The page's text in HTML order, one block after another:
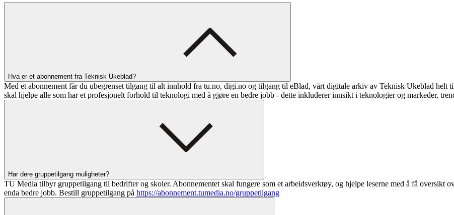
Hva er et abonnement fra Teknisk Ukeblad?
Med et abonnement får du ubegrenset tilgang til alt innhold fra tu.no, digi.no og tilgang til eBlad, vårt digitale arkiv av Teknisk Ukeblad helt
skal hjelpe alle som har et profesjonelt forhold til teknologi med å gjøre en bedre jobb - dette inkluderer innsikt i teknologier og markeder,
Har dere gruppetilgang muligheter?
TU Media tilbyr gruppetilgang til bedrifter og skoler. Abonnementet skal fungere som et arbeidsverktøy, og hjelpe leserne med å få oversikt
enda bedre jobb. Bestill gruppetilgang på https://abonnement.tumedia.no/gruppetilgang